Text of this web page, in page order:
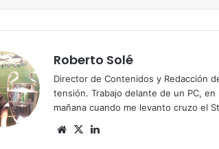
Roberto Solé
Director de Contenidos y Redacción
tensión. Trabajo delante de un PC,
mañana cuando me levanto cruzo el
Siti
X